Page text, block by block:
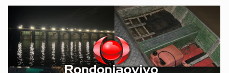
bolo e canto de parabéns dedicado aos pais